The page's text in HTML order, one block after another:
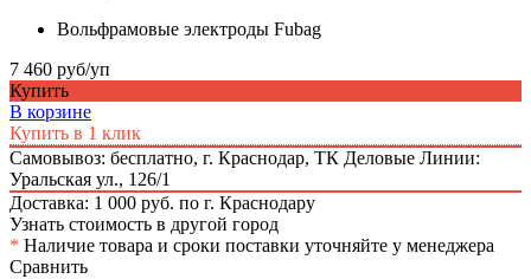
Вольфрамовые электроды Fubag
7 460 руб/уп
Купить
В корзине
Купить в 1 клик
Самовывоз: бесплатно, г. Краснодар, ТК Деловые Линии:
Уральская ул., 126/1
Доставка: 1 000 руб. по г. Краснодару
Узнать стоимость в другой город
* Наличие товара и сроки поставки уточняйте у менеджера
Сравнить